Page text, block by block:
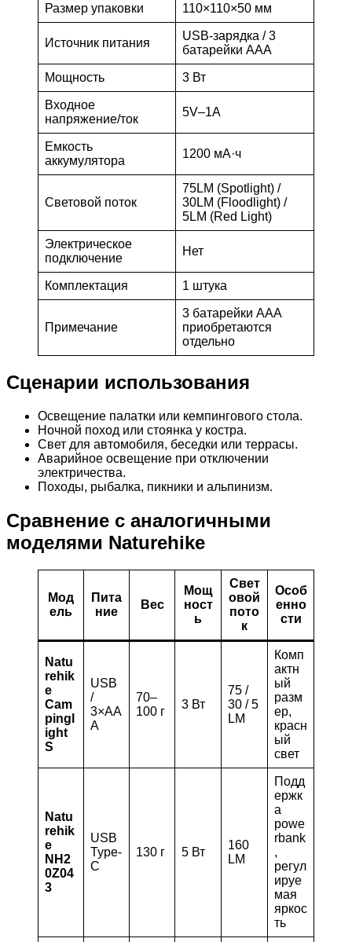
Размер упаковки 110×110×50 мм
Источник питания
USB-зарядка / 3
батарейки AAA
Мощность 3 Вт
Входное
напряжение/ток
5V–1A
Емкость
аккумулятора
1200 мА·ч
Световой поток
75LM (Spotlight) /
30LM (Floodlight) /
5LM (Red Light)
Электрическое
подключение
Нет
Комплектация 1 штука
Примечание
3 батарейки AAA
приобретаются
отдельно
Сценарии использования
Освещение палатки или кемпингового стола.
Ночной поход или стоянка у костра.
Свет для автомобиля, беседки или террасы.
Аварийное освещение при отключении
электричества.
Походы, рыбалка, пикники и альпинизм.
Сравнение с аналогичными
моделями Naturehike
Мод
ель
Пита
ние
Вес
Мощ
ност
ь
Свет
овой
пото
к
Особ
енно
сти
Natu
rehik
e
Cam
pingl
ight
S
USB
/
3×AA
A
70–
100 г
3 Вт
75 /
30 / 5
LM
Комп
актн
ый
разм
ер,
красн
ый
свет
Natu
rehik
e
NH2
0Z04
3
USB
Type-
C
130 г 5 Вт
160
LM
Подд
ержк
а
powe
rbank
,
регул
ируе
мая
яркос
ть